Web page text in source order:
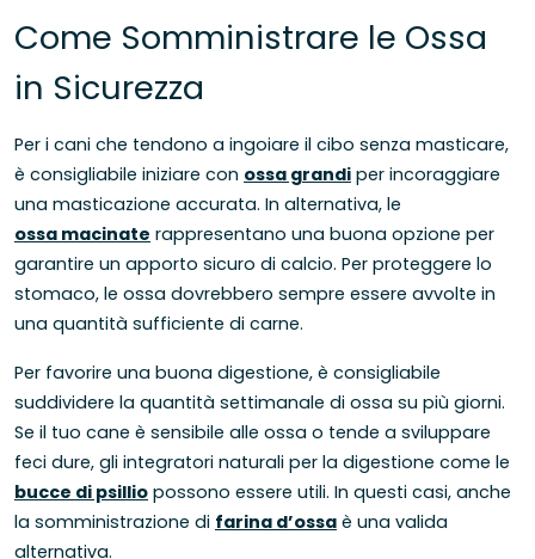
Come Somministrare le Ossa
in Sicurezza
Per i cani che tendono a ingoiare il cibo senza masticare,
è consigliabile iniziare con ossa grandi per incoraggiare
una masticazione accurata. In alternativa, le
ossa macinate rappresentano una buona opzione per
garantire un apporto sicuro di calcio. Per proteggere lo
stomaco, le ossa dovrebbero sempre essere avvolte in
una quantità sufficiente di carne.
Per favorire una buona digestione, è consigliabile
suddividere la quantità settimanale di ossa su più giorni.
Se il tuo cane è sensibile alle ossa o tende a sviluppare
feci dure, gli integratori naturali per la digestione come le
bucce di psillio possono essere utili. In questi casi, anche
la somministrazione di farina d’ossa è una valida
alternativa.